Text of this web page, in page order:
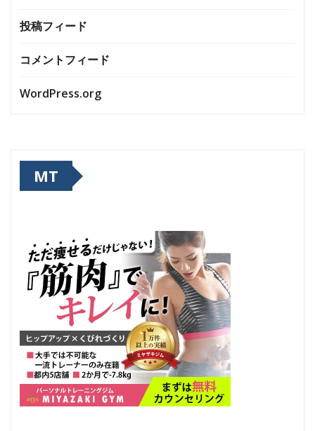
投稿フィード
コメントフィード
WordPress.org
MT